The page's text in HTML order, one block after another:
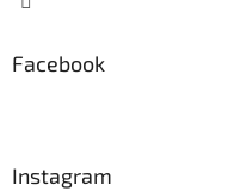
Facebook
Instagram